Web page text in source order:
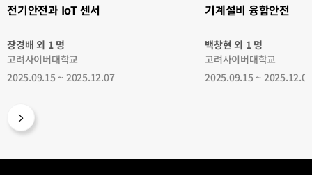
전기안전과 IoT 센서
장경배 외 1 명
고려사이버대학교
2025.09.15 ~ 2025.12.07
기계설비 융합안전
백창현 외 1 명
고려사이버대학교
2025.09.15 ~ 2025.12.07